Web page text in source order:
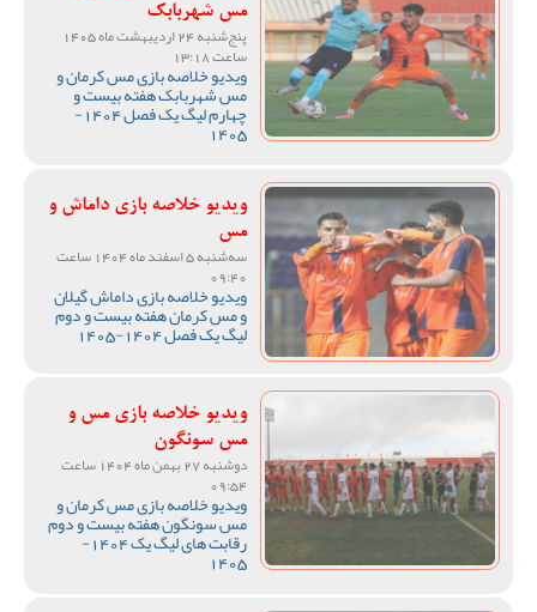
مس شهربابک
پنج‌شنبه 24 اردیبهشت ماه 1405
ساعت 13:18
ویدیو خلاصه بازی مس کرمان و
مس شهربابک هفته بیست و
چهارم لیگ یک فصل 1404-
1405
ویدیو خلاصه بازی داماش و
مس
سه‌شنبه 5 اسفند ماه 1404 ساعت
09:40
ویدیو خلاصه بازی داماش گیلان
و مس کرمان هفته بیست و دوم
لیگ یک فصل 1404-1405
ویدیو خلاصه بازی مس و
مس سونگون
دوشنبه 27 بهمن ماه 1404 ساعت
09:54
ویدیو خلاصه بازی مس کرمان و
مس سونگون هفته بیست و دوم
رقابت های لیگ یک 1404-
1405